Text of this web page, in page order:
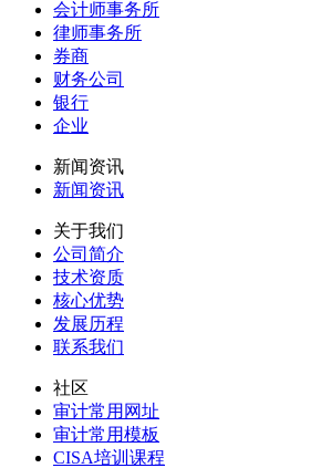
会计师事务所
律师事务所
券商
财务公司
银行
企业
新闻资讯
新闻资讯
关于我们
公司简介
技术资质
核心优势
发展历程
联系我们
社区
审计常用网址
审计常用模板
CISA培训课程